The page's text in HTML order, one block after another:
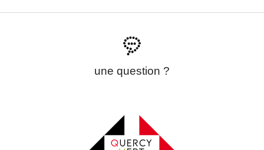
une question ?